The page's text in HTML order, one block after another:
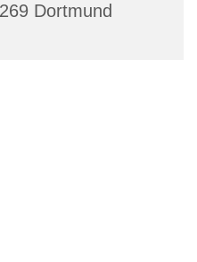
Dortmund